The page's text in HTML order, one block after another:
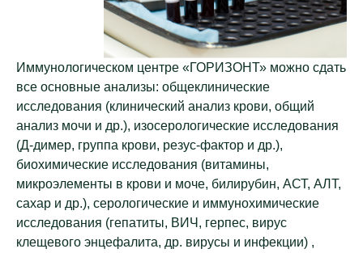
Иммунологическом центре «ГОРИЗОНТ» можно сдать
все основные анализы: общеклинические
исследования (клинический анализ крови, общий
анализ мочи и др.), изосерологические исследования
(Д-димер, группа крови, резус-фактор и др.),
биохимические исследования (витамины,
микроэлементы в крови и моче, билирубин, АСТ, АЛТ,
сахар и др.), серологические и иммунохимические
исследования (гепатиты, ВИЧ, герпес, вирус
клещевого энцефалита, др. вирусы и инфекции) ,